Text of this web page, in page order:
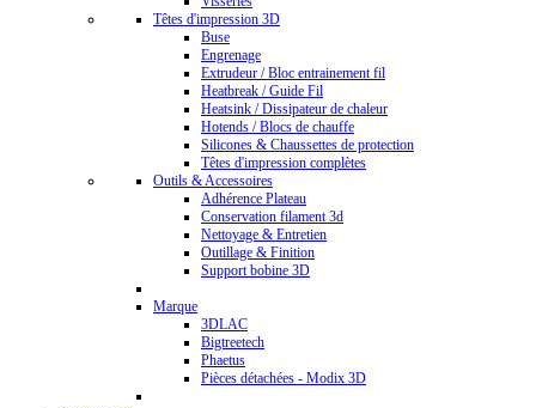
Têtes d'impression 3D
Buse
Engrenage
Extrudeur / Bloc entrainement fil
Heatbreak / Guide Fil
Heatsink / Dissipateur de chaleur
Hotends / Blocs de chauffe
Silicones & Chaussettes de protection
Têtes d'impression complètes
Outils & Accessoires
Adhérence Plateau
Conservation filament 3d
Nettoyage & Entretien
Outillage & Finition
Support bobine 3D
Marque
3DLAC
Bigtreetech
Phaetus
Pièces détachées - Modix 3D